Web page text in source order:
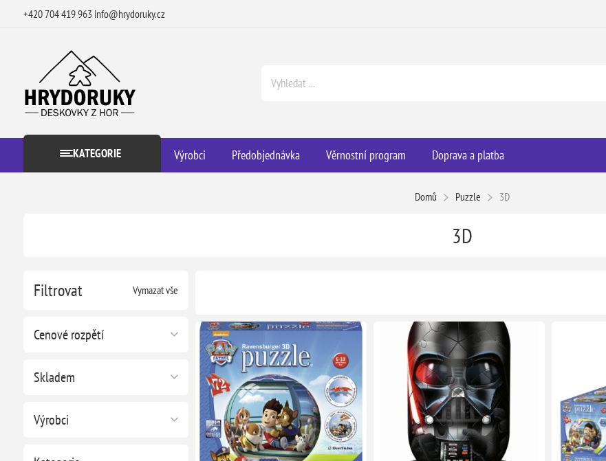
+420 704 419 963 info@hrydoruky.cz
KATEGORIE Výrobci Předobjednávka Věrnostní program Doprava a platba
Domů Puzzle 3D
Filtrovat Vymazat vše
Cenové rozpětí
Skladem
Výrobci
3D